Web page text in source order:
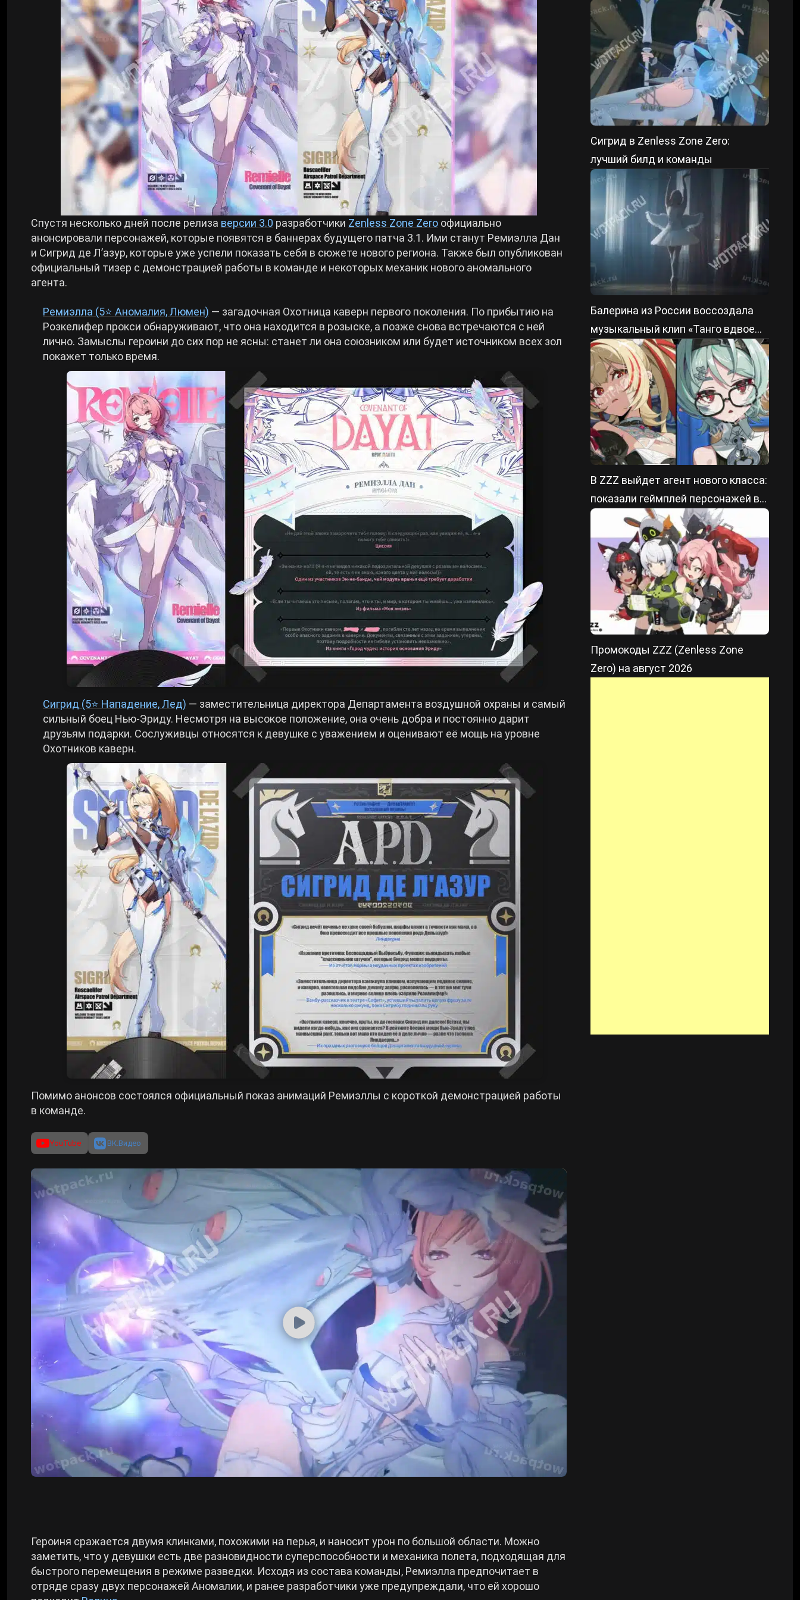
Crimson Desert
Zenless Zone Zero
Kingdom Come: Deliverance 2
Path of Exile 2
Wuthering Waves
Roblox
Hogwarts Legacy
Все игры
Билды Arknights: Endfield
Билды Wuthering Waves
Билды Cyberpunk 2077
Билды Path of Exile 2
Спустя несколько дней после релиза версии 3.0 разработчики Zenless Zone Zero официально
анонсировали персонажей, которые появятся в баннерах будущего патча 3.1. Ими станут Ремиэлла Дан
и Сигрид де Л’азур, которые уже успели показать себя в сюжете нового региона. Также был опубликован
официальный тизер с демонстрацией работы в команде и некоторых механик нового аномального
агента.
Ремиэлла (5⭐ Аномалия, Люмен) — загадочная Охотница каверн первого поколения. По прибытию на
Розкелифер прокси обнаруживают, что она находится в розыске, а позже снова встречаются с ней
лично. Замыслы героини до сих пор не ясны: станет ли она союзником или будет источником всех зол
покажет только время.
Сигрид (5⭐ Нападение, Лед) — заместительница директора Департамента воздушной охраны и самый
сильный боец Нью-Эриду. Несмотря на высокое положение, она очень добра и постоянно дарит
друзьям подарки. Сослуживцы относятся к девушке с уважением и оценивают её мощь на уровне
Охотников каверн.
Помимо анонсов состоялся официальный показ анимаций Ремиэллы с короткой демонстрацией работы
в команде.
YouTube ВК.Видео
Героиня сражается двумя клинками, похожими на перья, и наносит урон по большой области. Можно
заметить, что у девушки есть две разновидности суперспособности и механика полета, подходящая для
быстрого перемещения в режиме разведки. Исходя из состава команды, Ремиэлла предпочитает в
отряде сразу двух персонажей Аномалии, и ранее разработчики уже предупреждали, что ей хорошо
Сигрид в Zenless Zone Zero:
лучший билд и команды
Балерина из России воссоздала
музыкальный клип «Танго вдвоем»
из ZZZ
В ZZZ выйдет агент нового класса:
показали геймплей персонажей в
патче 3.2
Промокоды ZZZ (Zenless Zone
Zero) на август 2026